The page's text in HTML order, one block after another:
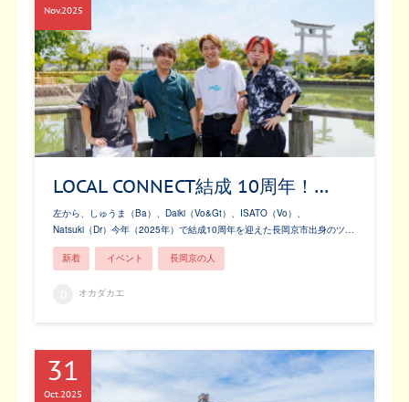
LOCAL CONNECT結成 10周年！…
左から、しゅうま（Ba）、Daiki（Vo&Gt）、ISATO（Vo）、
Natsuki（Dr）今年（2025年）で結成10周年を迎えた長岡京市出身のツ…
Nov2025
新着 イベント 長岡京の人
オカダカエ
31
Oct2025